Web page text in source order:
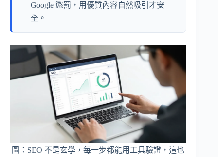
Google 懲罰，用優質內容自然吸引才安
全。
圖：SEO 不是玄學，每一步都能用工具驗證，這也